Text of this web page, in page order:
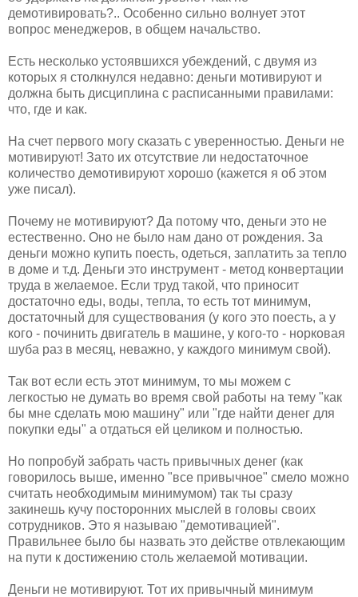
демотивировать?.. Особенно сильно волнует этот
вопрос менеджеров, в общем начальство.
Есть несколько устоявшихся убеждений, с двумя из
которых я столкнулся недавно: деньги мотивируют и
должна быть дисциплина с расписанными правилами:
что, где и как.
На счет первого могу сказать с уверенностью. Деньги не
мотивируют! Зато их отсутствие ли недостаточное
количество демотивируют хорошо (кажется я об этом
уже писал).
Почему не мотивируют? Да потому что, деньги это не
естественно. Оно не было нам дано от рождения. За
деньги можно купить поесть, одеться, заплатить за тепло
в доме и т.д. Деньги это инструмент - метод конвертации
труда в желаемое. Если труд такой, что приносит
достаточно еды, воды, тепла, то есть тот минимум,
достаточный для существования (у кого это поесть, а у
кого - починить двигатель в машине, у кого-то - норковая
шуба раз в месяц, неважно, у каждого минимум свой).
Так вот если есть этот минимум, то мы можем с
легкостью не думать во время свой работы на тему "как
бы мне сделать мою машину" или "где найти денег для
покупки еды" а отдаться ей целиком и полностью.
Но попробуй забрать часть привычных денег (как
говорилось выше, именно "все привычное" смело можно
считать необходимым минимумом) так ты сразу
закинешь кучу посторонних мыслей в головы своих
сотрудников. Это я называю "демотивацией".
Правильнее было бы назвать это действе отвлекающим
на пути к достижению столь желаемой мотивации.
Деньги не мотивируют. Тот их привычный минимум